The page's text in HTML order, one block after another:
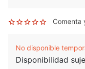
Comenta
No disponible
Disponibilidad